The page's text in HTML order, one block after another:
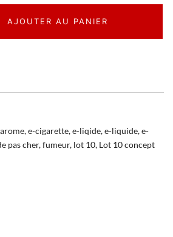
AJOUTER AU PANIER
,e-cigarette,e-liqide,e-liquide,e-
pas cher,fumeur, lot 10, Lot 10 concept